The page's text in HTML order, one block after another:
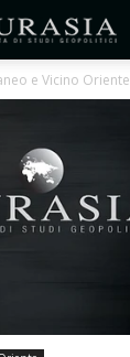
e Vicino Oriente